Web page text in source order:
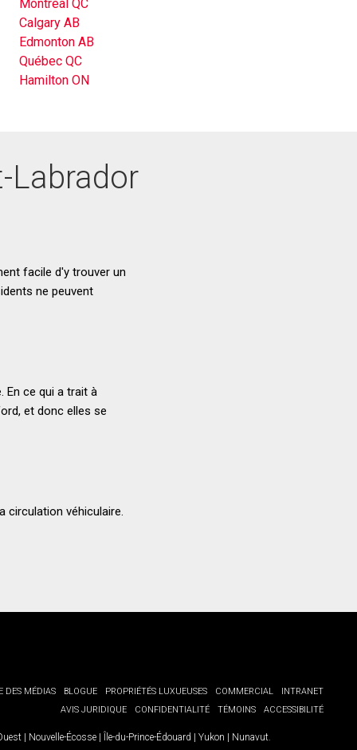
Montréal QC
Calgary AB
Edmonton AB
Québec QC
Hamilton ON
Labrador
facile d'y trouver un
ne peuvent
En ce qui a trait à
et donc elles se
circulation véhiculaire.
DES MÉDIAS BLOGUE PROPRIÉTÉS LUXUEUSES COMMERCIAL
INTRANET
AVIS JURIDIQUE
CONFIDENTIALITÉ TÉMOINS ACCESSIBILITÉ
| Nouvelle-Écosse | Île-du-Prince-Édouard | Yukon | Nunavut